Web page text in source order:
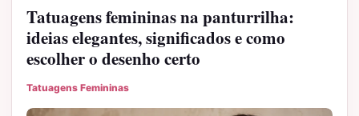
Tatuagens femininas na panturrilha:
ideias elegantes, significados e como
escolher o desenho certo
Tatuagens Femininas